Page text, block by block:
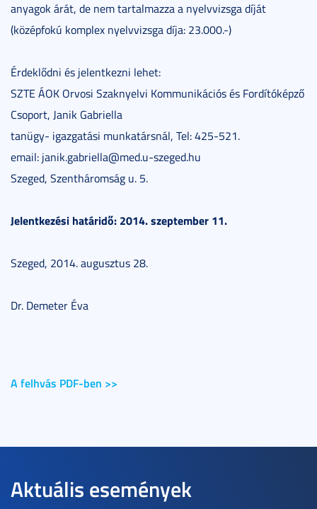
anyagok árát, de nem tartalmazza a nyelvvizsga díját
(középfokú komplex nyelvvizsga díja: 23.000.-)
Érdeklődni és jelentkezni lehet:
SZTE ÁOK Orvosi Szaknyelvi Kommunikációs és Fordítóképző
Csoport, Janik Gabriella
tanügy- igazgatási munkatársnál, Tel: 425-521.
email: janik.gabriella@med.u-szeged.hu
Szeged, Szentháromság u. 5.
Jelentkezési határidő: 2014. szeptember 11.
Szeged, 2014. augusztus 28.
Dr. Demeter Éva
A felhvás PDF-ben >>
Aktuális események